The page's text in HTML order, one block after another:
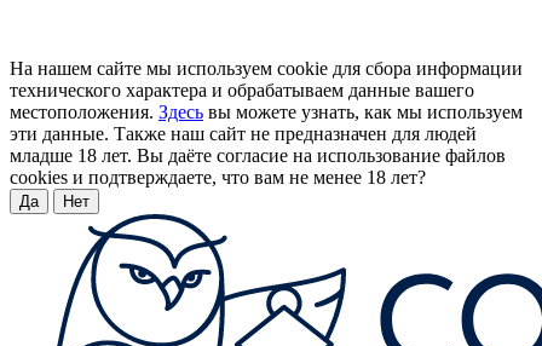
На нашем сайте мы используем cookie для сбора информации
технического характера и обрабатываем данные вашего
местоположения. Здесь вы можете узнать, как мы используем
эти данные. Также наш сайт не предназначен для людей
младше 18 лет. Вы даёте согласие на использование файлов
cookies и подтверждаете, что вам не менее 18 лет?
Да Нет